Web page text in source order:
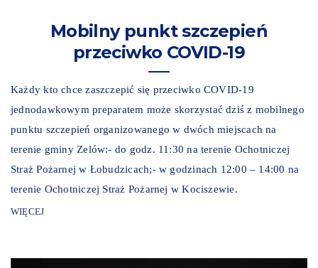
Mobilny punkt szczepień
przeciwko COVID-19
Każdy kto chce zaszczepić się przeciwko COVID-19
jednodawkowym preparatem może skorzystać dziś z mobilnego
punktu szczepień organizowanego w dwóch miejscach na
terenie gminy Zelów:- do godz. 11:30 na terenie Ochotniczej
Straż Pożarnej w Łobudzicach;- w godzinach 12:00 – 14:00 na
terenie Ochotniczej Straż Pożarnej w Kociszewie.
WIĘCEJ